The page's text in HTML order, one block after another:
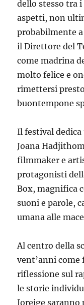
dello stesso tra
aspetti, non
probabilmente
il Direttore del
come madrina
molto felice e
rimettersi
buontempone
Il festival dedica
Joana
filmmaker e
protagonisti
Box, magnifica
suoni e parole,
umana alle
Al centro della
vent’anni come
riflessione sul
le storie
Joreige